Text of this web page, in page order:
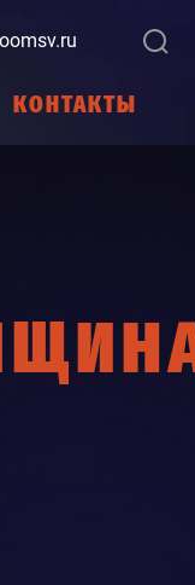
КОНТАКТЫ